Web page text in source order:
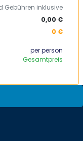
Gebühren inklusive
0,00 €
0 €
per person
Gesamtpreis